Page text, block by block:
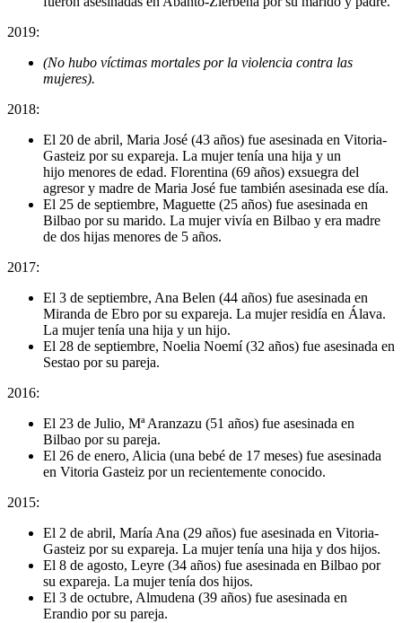
2019:
(No hubo víctimas mortales por la violencia contra las
mujeres).
2018:
El 20 de abril, Maria José (43 años) fue asesinada en Vitoria-
Gasteiz por su expareja. La mujer tenía una hija y un
hijo menores de edad. Florentina (69 años) exsuegra del
agresor y madre de Maria José fue también asesinada ese día.
El 25 de septiembre, Maguette (25 años) fue asesinada en
Bilbao por su marido. La mujer vivía en Bilbao y era madre
de dos hijas menores de 5 años.
2017:
El 3 de septiembre, Ana Belen (44 años) fue asesinada en
Miranda de Ebro por su expareja. La mujer residía en Álava.
La mujer tenía una hija y un hijo.
El 28 de septiembre, Noelia Noemí (32 años) fue asesinada en
Sestao por su pareja.
2016:
El 23 de Julio, Mª Aranzazu (51 años) fue asesinada en
Bilbao por su pareja.
El 26 de enero, Alicia (una bebé de 17 meses) fue asesinada
en Vitoria Gasteiz por un recientemente conocido.
2015:
El 2 de abril, María Ana (29 años) fue asesinada en Vitoria-
Gasteiz por su expareja. La mujer tenía una hija y dos hijos.
El 8 de agosto, Leyre (34 años) fue asesinada en Bilbao por
su expareja. La mujer tenía dos hijos.
El 3 de octubre, Almudena (39 años) fue asesinada en
Erandio por su pareja.